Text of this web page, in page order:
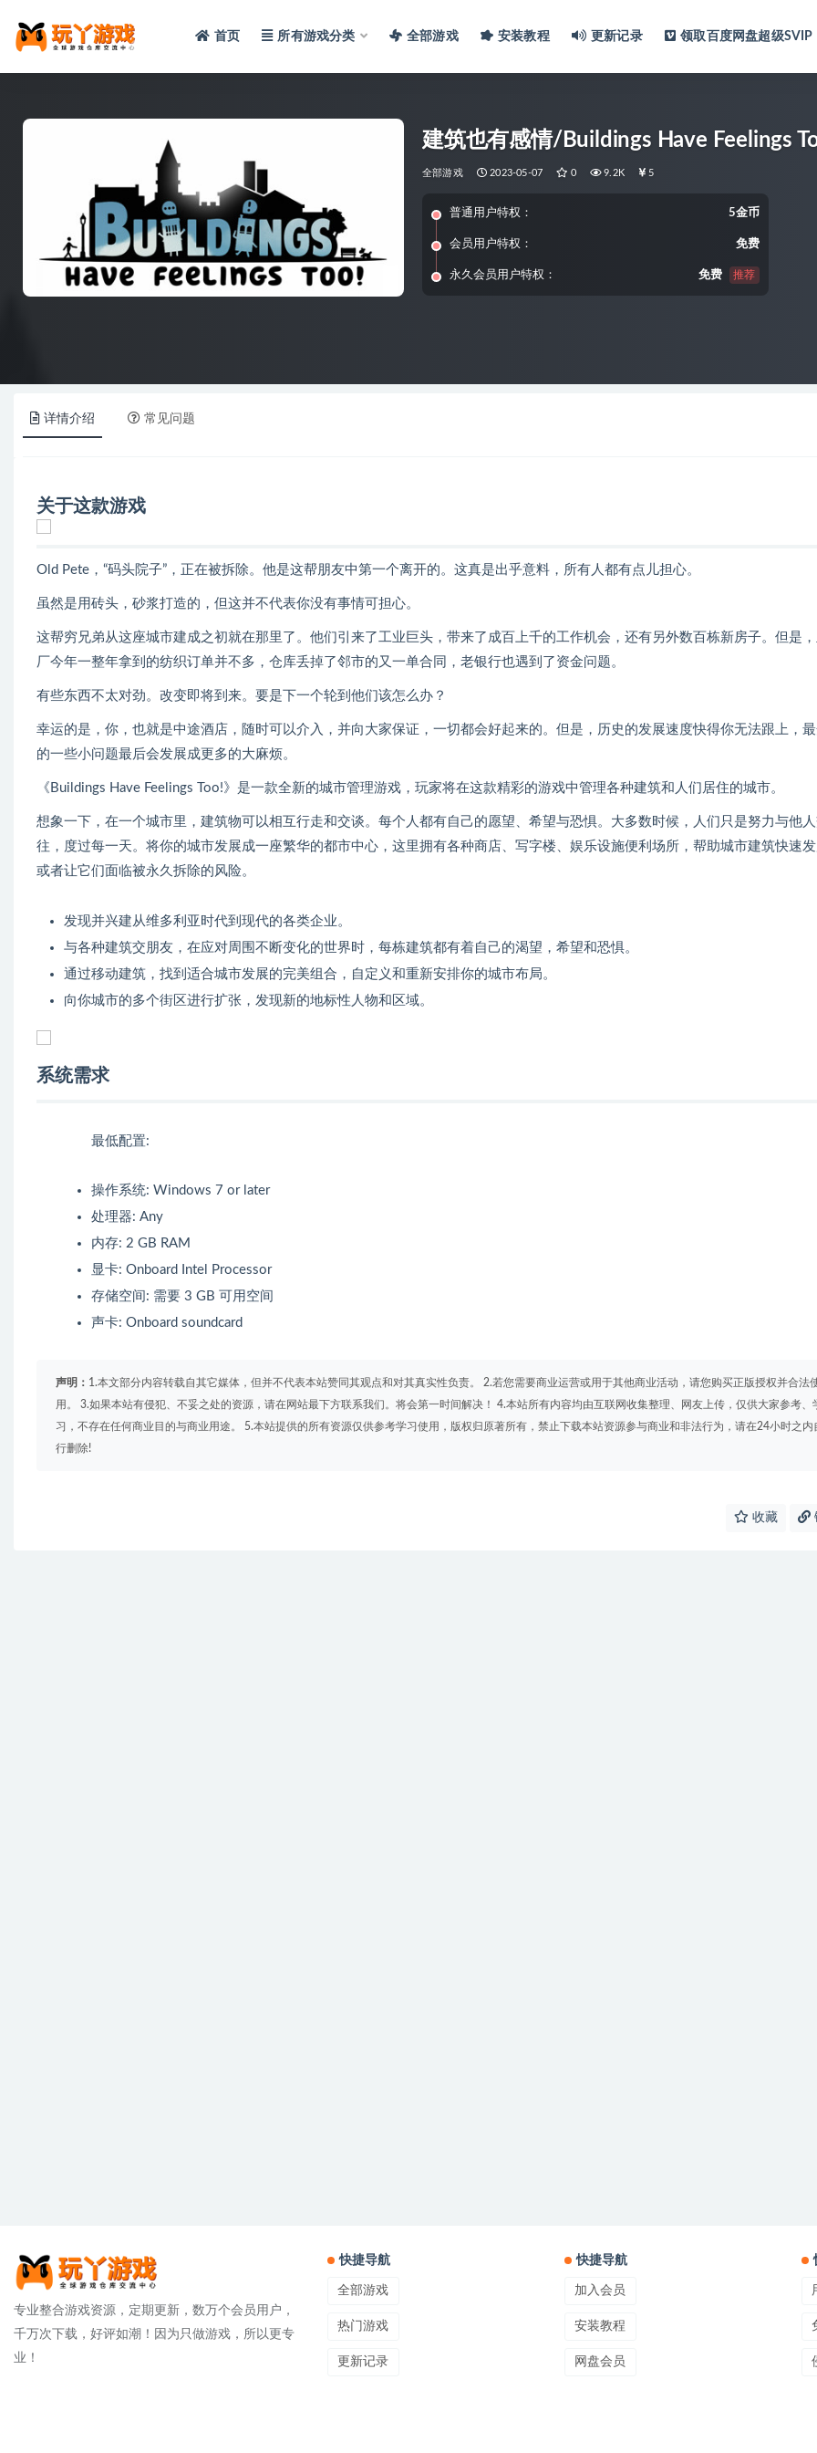
首页 所有游戏分类 全部游戏 安装教程 更新记录 领取百度网盘超级SVIP
建筑也有感情/Buildings Have Feelings
全部游戏 2023-05-07 0 9.2K 5
普通用户特权： 5金币
会员用户特权： 免费
永久会员用户特权： 免费 推荐
详情介绍 常见问题
关于这款游戏
Old Pete，“码头院子”，正在被拆除。他是这帮朋友中第一个离开的。这真是出乎意料，所有人都有点儿担心。
虽然是用砖头，砂浆打造的，但这并不代表你没有事情可担心。
这帮穷兄弟从这座城市建成之初就在那里了。他们引来了工业巨头，带来了成百上千的工作机会，还有另外数百栋新房子。但是
厂今年一整年拿到的纺织订单并不多，仓库丢掉了邻市的又一单合同，老银行也遇到了资金问题。
有些东西不太对劲。改变即将到来。要是下一个轮到他们该怎么办？
幸运的是，你，也就是中途酒店，随时可以介入，并向大家保证，一切都会好起来的。但是，历史的发展速度快得你无法跟上，
的一些小问题最后会发展成更多的大麻烦。
《Buildings Have Feelings Too!》是一款全新的城市管理游戏，玩家将在这款精彩的游戏中管理各种建筑和人们居住的城市。
想象一下，在一个城市里，建筑物可以相互行走和交谈。每个人都有自己的愿望、希望与恐惧。大多数时候，人们只是努力与他
往，度过每一天。将你的城市发展成一座繁华的都市中心，这里拥有各种商店、写字楼、娱乐设施便利场所，帮助城市建筑快速
或者让它们面临被永久拆除的风险。
发现并兴建从维多利亚时代到现代的各类企业。
与各种建筑交朋友，在应对周围不断变化的世界时，每栋建筑都有着自己的渴望，希望和恐惧。
通过移动建筑，找到适合城市发展的完美组合，自定义和重新安排你的城市布局。
向你城市的多个街区进行扩张，发现新的地标性人物和区域。
系统需求
最低配置:
操作系统: Windows 7 or later
处理器: Any
内存: 2 GB RAM
显卡: Onboard Intel Processor
存储空间: 需要 3 GB 可用空间
声卡: Onboard soundcard
声明： 1.本文部分内容转载自其它媒体，但并不代表本站赞同其观点和对其真实性负责。 2.若您需要商业运营或用于其他商业活动，请您购买正版授权并合法
用。 3.如果本站有侵犯、不妥之处的资源，请在网站最下方联系我们。将会第一时间解决！ 4.本站所有内容均由互联网收集整理、网友上传，仅供大家参考、
习，不存在任何商业目的与商业用途。 5.本站提供的所有资源仅供参考学习使用，版权归原著所有，禁止下载本站资源参与商业和非法行为，请在24小时之内
行删除!
收藏
专业整合游戏资源，定期更新，数万个会员用户，
千万次下载，好评如潮！因为只做游戏，所以更专
业！
快捷导航
全部游戏
热门游戏
更新记录
快捷导航
加入会员
安装教程
网盘会员